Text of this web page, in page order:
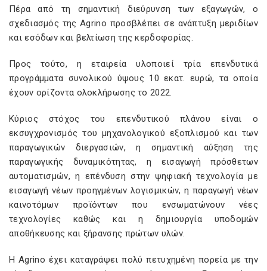
Πέρα από τη σημαντική διεύρυνση των εξαγωγών, ο
σχεδιασμός της Agrino προσβλέπει σε ανάπτυξη μεριδίων
και εσόδων και βελτίωση της κερδοφορίας.
Προς τούτο, η εταιρεία υλοποιεί τρία επενδυτικά
προγράμματα συνολικού ύψους 10 εκατ. ευρώ, τα οποία
έχουν ορίζοντα ολοκλήρωσης το 2022.
Κύριος στόχος του επενδυτικού πλάνου είναι ο
εκσυγχρονισμός του μηχανολογικού εξοπλισμού και των
παραγωγικών διεργασιών, η σημαντική αύξηση της
παραγωγικής δυναμικότητας, η εισαγωγή πρόσθετων
αυτοματισμών, η επένδυση στην ψηφιακή τεχνολογία με
εισαγωγή νέων προηγμένων λογισμικών, η παραγωγή νέων
καινοτόμων προϊόντων που ενσωματώνουν νέες
τεχνολογίες καθώς και η δημιουργία υποδομών
αποθήκευσης και ξήρανσης πρώτων υλών.
Η Agrino έχει καταγράψει πολύ πετυχημένη πορεία με την